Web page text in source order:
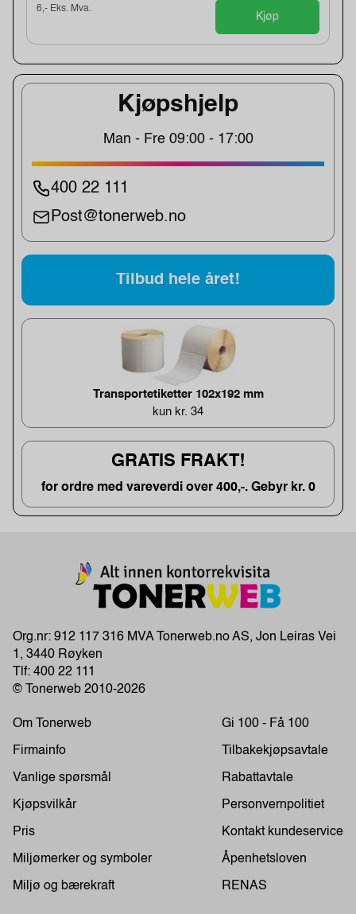
Kjøpshjelp
Man - Fre 09:00 - 17:00
400 22 111
Post@tonerweb.no
Tilbud hele året!
Transportetiketter 102x192 mm
kun kr. 34
GRATIS FRAKT!
for ordre med vareverdi over 400,-. Gebyr kr. 0
6,- Eks. Mva.
Kjøp
Org.nr: 912 117 316 MVA Tonerweb.no AS, Jon Leiras Vei
1, 3440 Røyken
Tlf: 400 22 111
© Tonerweb 2010-2026
Om Tonerweb
Firmainfo
Vanlige spørsmål
Kjøpsvilkår
Pris
Miljømerker og symboler
Miljø og bærekraft
Gi 100 - Få 100
Tilbakekjøpsavtale
Rabattavtale
Personvernpolitiet
Kontakt kundeservice
Åpenhetsloven
RENAS